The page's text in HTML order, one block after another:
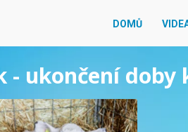
DOMŮ
ukončení doby